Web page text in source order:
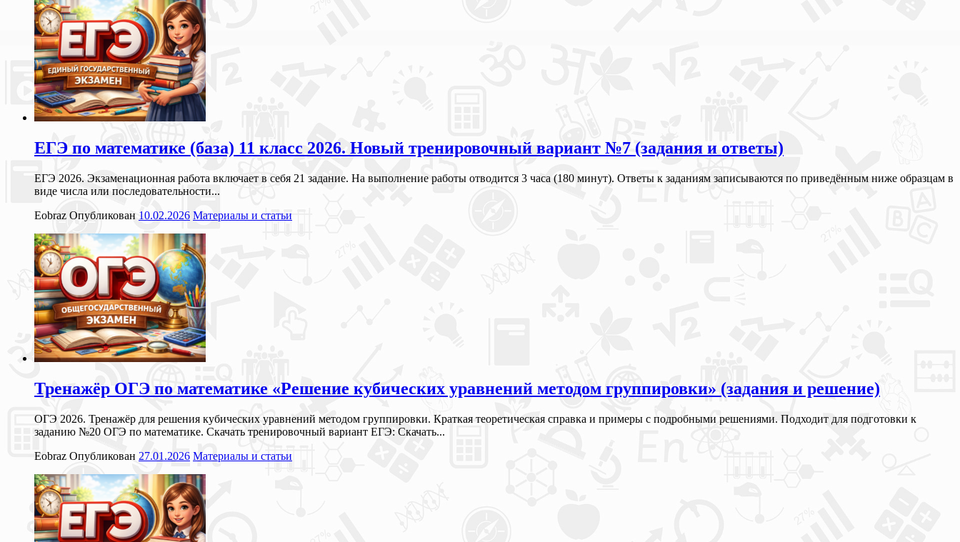
ЕГЭ по математике (база) 11 класс 2026. Новый тренировочный вариант №7 (задания и ответы)
ЕГЭ 2026. Экзаменационная работа включает в себя 21 задание. На выполнение работы отводится 3 часа (180 минут). Ответы к заданиям записываются по приведённым ниже образцам в
виде числа или последовательности...
Eobraz Опубликован 10.02.2026 Материалы и статьи
Тренажёр ОГЭ по математике «Решение кубических уравнений методом группировки» (задания и решение)
ОГЭ 2026. Тренажёр для решения кубических уравнений методом группировки. Краткая теоретическая справка и примеры с подробными решениями. Подходит для подготовки к
заданию №20 ОГЭ по математике. Скачать тренировочный вариант ЕГЭ: Скачать...
Eobraz Опубликован 27.01.2026 Материалы и статьи